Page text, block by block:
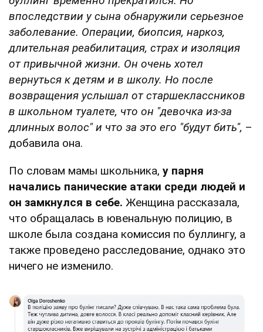
впоследствии у сына обнаружили серьезное
заболевание. Операции, биопсия, наркоз,
длительная реабилитация, страх и изоляция
от привычной жизни. Он очень хотел
вернуться к детям и в школу. Но после
возвращения услышал от старшеклассников
в школьном туалете, что он "девочка из-за
длинных волос" и что за это его "будут бить", –
добавила она.
По словам мамы школьника, у парня
начались панические атаки среди людей и
он замкнулся в себе. Женщина рассказала,
что обращалась в ювенальную полицию, в
школе была создана комиссия по буллингу, а
также проведено расследование, однако это
ничего не изменило.